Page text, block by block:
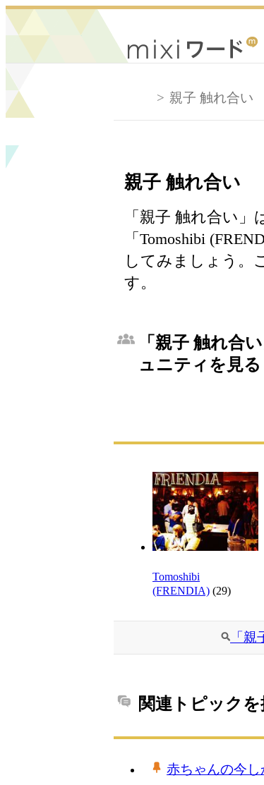
親子 触れ合い
親子 触れ合い
「親子 触れ合い
「Tomoshibi
してみましょう。
す。
「親子 触れ合
ュニティを見る
Tomoshibi
(FRENDIA) (29)
「
関連トピックを
赤ちゃんの今